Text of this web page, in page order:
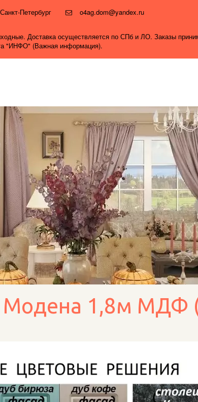
Санкт-Петербург o4ag.dom@yandex.ru
Доставка осуществляется по СПб и ЛО. Заказы
"ИНФО" (Важная информация).
Модена 1,8м МДФ